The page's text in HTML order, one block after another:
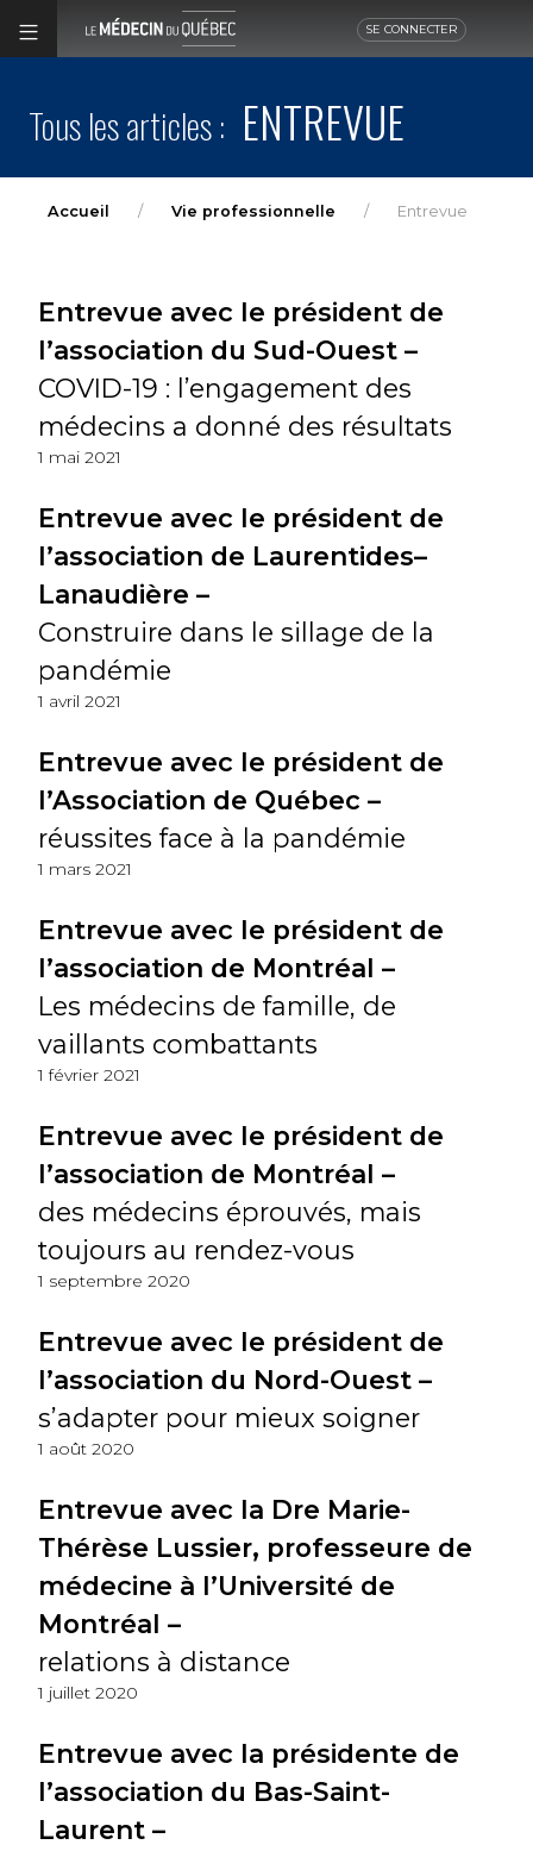
SE CONNECTER
Tous les articles : ENTREVUE
Accueil Vie professionnelle Entrevue
Entrevue avec le président de
l’association du Sud-Ouest –
COVID-19 : l’engagement des
médecins a donné des résultats
1 mai 2021
Entrevue avec le président de
l’association de Laurentides–
Lanaudière –
Construire dans le sillage de la
pandémie
1 avril 2021
Entrevue avec le président de
l’Association de Québec –
réussites face à la pandémie
1 mars 2021
Entrevue avec le président de
l’association de Montréal –
Les médecins de famille, de
vaillants combattants
1 février 2021
Entrevue avec le président de
l’association de Montréal –
des médecins éprouvés, mais
toujours au rendez-vous
1 septembre 2020
Entrevue avec le président de
l’association du Nord-Ouest –
s’adapter pour mieux soigner
1 août 2020
Entrevue avec la Dre Marie-
Thérèse Lussier, professeure de
médecine à l’Université de
Montréal –
relations à distance
1 juillet 2020
Entrevue avec la présidente de
l’association du Bas-Saint-
Laurent –